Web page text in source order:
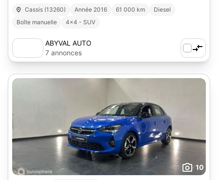
Cassis (13260) Année 2016 61 000 km
Diesel
Boîte manuelle
4x4 - SUV
ABYVAL AUTO
7 annonces
10